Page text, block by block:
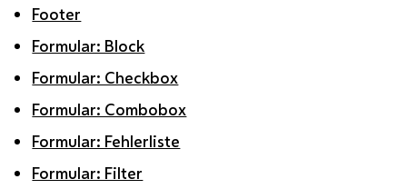
Footer
Formular: Block
Formular: Checkbox
Formular: Combobox
Formular: Fehlerliste
Formular: Filter